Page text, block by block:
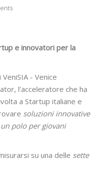
e innovatori per la
- Venice
l’acceleratore che ha
a Startup italiane e
soluzioni innovative
polo per giovani
su una delle sette